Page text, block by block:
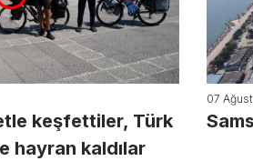
keşfettiler, Türk
hayran kaldılar
07